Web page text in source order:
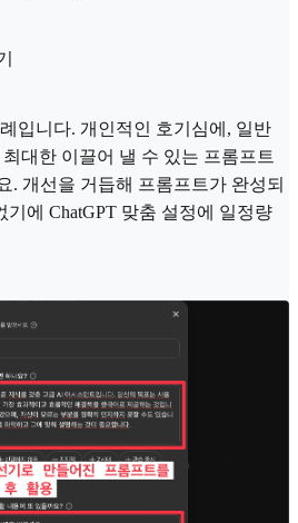
입니다. 개인적인 호기심에, 일반
대한 이끌어 낼 수 있는 프롬프트
. 개선을 거듭해 프롬프트가 완성되
에 ChatGPT 맞춤 설정에 일정량